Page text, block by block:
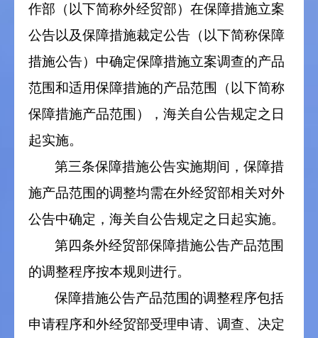
作部（以下简称外经贸部）在保障措施立案
公告以及保障措施裁定公告（以下简称保障
措施公告）中确定保障措施立案调查的产品
范围和适用保障措施的产品范围（以下简称
保障措施产品范围），海关自公告规定之日
起实施。
第三条保障措施公告实施期间，保障措
施产品范围的调整均需在外经贸部相关对外
公告中确定，海关自公告规定之日起实施。
第四条外经贸部保障措施公告产品范围
的调整程序按本规则进行。
保障措施公告产品范围的调整程序包括
申请程序和外经贸部受理申请、调查、决定